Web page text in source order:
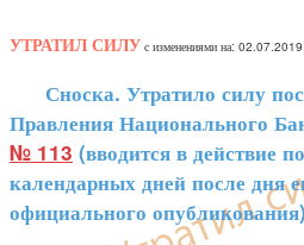
УТРАТИЛ СИЛУ с изменениями на: 02.07.2019
Сноска. Утратило силу
Правления Национального
№ 113 (вводится в действие
календарных дней после дня
официального